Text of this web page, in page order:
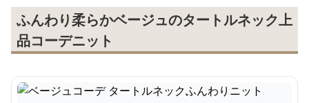
ふんわり柔らかベージュのタートルネック上
品コーデニット